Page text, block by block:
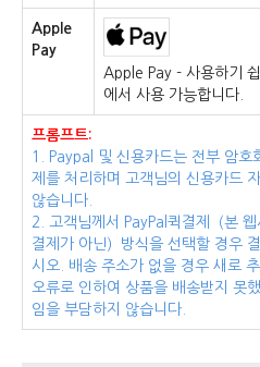
Apple
Pay
Apple Pay - 사용하기
에서 사용 가능합니다.
프롬프트:
1. Paypal 및 신용카드는 전부 암호
제를 처리하며 고객님의 신용카드
않습니다.
2. 고객님께서 PayPal퀵결제（본
결제가 아닌）방식을 선택할 경우
시오. 배송 주소가 없을 경우 새로
오류로 인하여 상품을 배송받지 못
임을 부담하지 않습니다.